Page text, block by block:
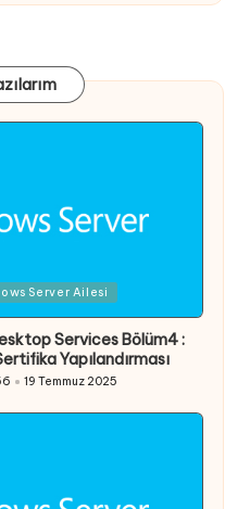
Server Ailesi
Services Bölüm4 :
Yapılandırması
19 Temmuz 2025